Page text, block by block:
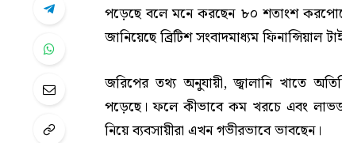
পড়েছে বলে মনে করছেন ৮০ শতাংশ
জানিয়েছে ব্রিটিশ সংবাদমাধ্যম ফিনান্সিয়াল
জরিপের তথ্য অনুযায়ী, জ্বালানি খাতে
পড়েছে। ফলে কীভাবে কম খরচে এবং
নিয়ে ব্যবসায়ীরা এখন গভীরভাবে ভাবছেন।